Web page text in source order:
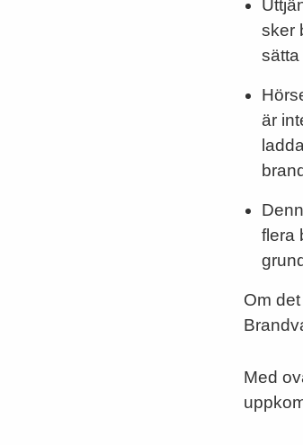
sker
sätta
är
flera
Om
Med